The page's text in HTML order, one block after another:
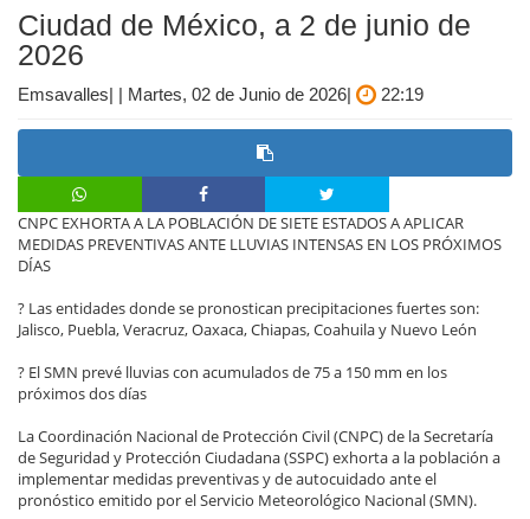
Ciudad de México, a 2 de junio de
2026
Emsavalles| | Martes, 02 de Junio de 2026| 22:19
CNPC EXHORTA A LA POBLACIÓN DE SIETE ESTADOS A APLICAR
MEDIDAS PREVENTIVAS ANTE LLUVIAS INTENSAS EN LOS PRÓXIMOS
DÍAS
? Las entidades donde se pronostican precipitaciones fuertes son:
Jalisco, Puebla, Veracruz, Oaxaca, Chiapas, Coahuila y Nuevo León
? El SMN prevé lluvias con acumulados de 75 a 150 mm en los
próximos dos días
La Coordinación Nacional de Protección Civil (CNPC) de la Secretaría
de Seguridad y Protección Ciudadana (SSPC) exhorta a la población a
implementar medidas preventivas y de autocuidado ante el
pronóstico emitido por el Servicio Meteorológico Nacional (SMN).